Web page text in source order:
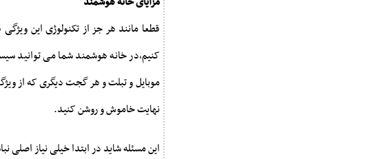
قطعا مانند هر جز از تکنولوژی این
کنیم،در خانه هوشمند شما می توانید
موبایل و تبلت و هر گجت دیگری که از
نهایت خاموش و روشن کنید.
این مسئله شاید در ابتدا خیلی نیاز